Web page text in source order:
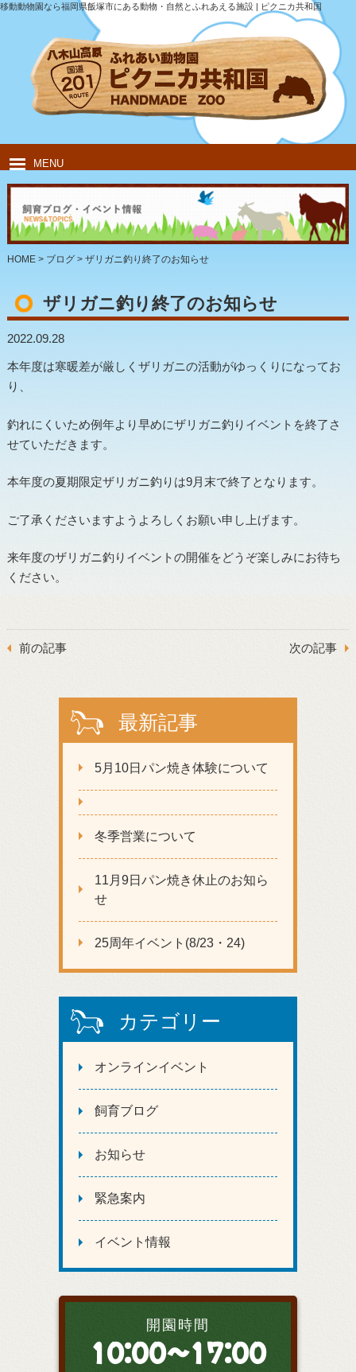
移動動物園なら福岡県飯塚市にある動物・自然とふれあえる施設 | ピクニカ共和国
MENU
HOME ピクニカ共和国について 動物紹介 移動動物園
飲食・キャンプ 団体のお客様
HOME> ブログ> ザリガニ釣り終了のお知らせ
ザリガニ釣り終了のお知らせ
2022.09.28
本年度は寒暖差が厳しくザリガニの活動がゆっくりになってお
り、
釣れにくいため例年より早めにザリガニ釣りイベントを終了さ
せていただきます。
本年度の夏期限定ザリガニ釣りは9月末で終了となります。
ご了承くださいますようよろしくお願い申し上げます。
来年度のザリガニ釣りイベントの開催をどうぞ楽しみにお待ち
ください。
前の記事 次の記事
最新記事
5月10日パン焼き体験について
冬季営業について
11月9日パン焼き休止のお知ら
せ
25周年イベント(8/23・24)
カテゴリー
オンラインイベント
飼育ブログ
お知らせ
緊急案内
イベント情報
開園時間
10:00～17:00